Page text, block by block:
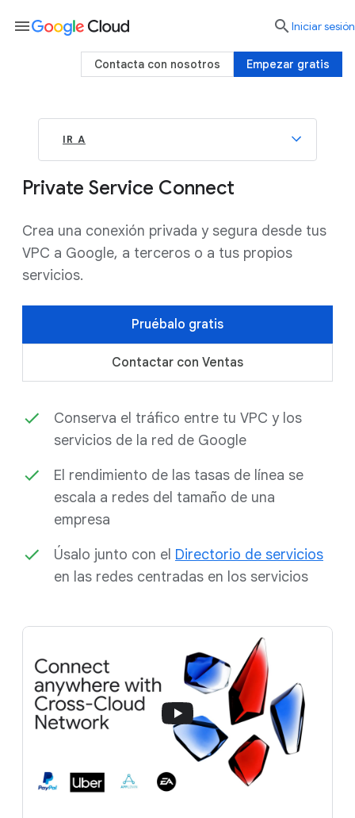
IR A
Private Service Connect
Crea una conexión privada y segura desde tus
VPC a Google, a terceros o a tus propios
servicios.
Pruébalo gratis
Contactar con Ventas
Conserva el tráfico entre tu VPC y los
servicios de la red de Google
El rendimiento de las tasas de línea se
escala a redes del tamaño de una
empresa
Úsalo junto con el Directorio de servicios
en las redes centradas en los servicios
menu  Iniciar sesión
Empezar gratis
Contacta con nosotros